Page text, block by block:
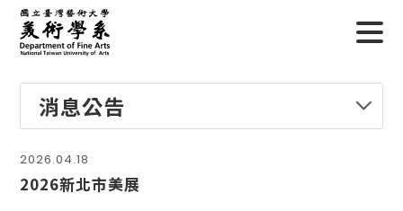
消息公告
2026.04.18
2026新北市美展